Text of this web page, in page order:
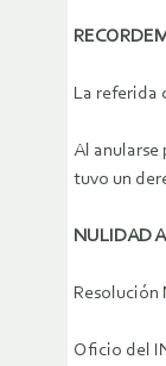
La referida
Al anularse
tuvo un
NULIDAD
Resolución
Oficio del